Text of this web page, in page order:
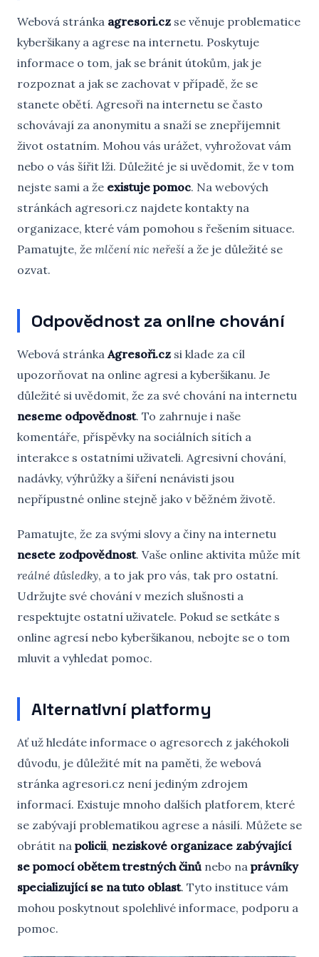
Webová stránka agresori.cz se věnuje problematice
kyberšikany a agrese na internetu. Poskytuje
informace o tom, jak se bránit útokům, jak je
rozpoznat a jak se zachovat v případě, že se
stanete obětí. Agresoři na internetu se často
schovávají za anonymitu a snaží se znepříjemnit
život ostatním. Mohou vás urážet, vyhrožovat vám
nebo o vás šířit lži. Důležité je si uvědomit, že v tom
nejste sami a že existuje pomoc. Na webových
stránkách agresori.cz najdete kontakty na
organizace, které vám pomohou s řešením situace.
Pamatujte, že mlčení nic neřeší a že je důležité se
ozvat.
Odpovědnost za online chování
Webová stránka Agresoři.cz si klade za cíl
upozorňovat na online agresi a kyberšikanu. Je
důležité si uvědomit, že za své chování na internetu
neseme odpovědnost. To zahrnuje i naše
komentáře, příspěvky na sociálních sítích a
interakce s ostatními uživateli. Agresivní chování,
nadávky, výhrůžky a šíření nenávisti jsou
nepřípustné online stejně jako v běžném životě.
Pamatujte, že za svými slovy a činy na internetu
nesete zodpovědnost. Vaše online aktivita může mít
reálné důsledky, a to jak pro vás, tak pro ostatní.
Udržujte své chování v mezích slušnosti a
respektujte ostatní uživatele. Pokud se setkáte s
online agresí nebo kyberšikanou, nebojte se o tom
mluvit a vyhledat pomoc.
Alternativní platformy
Ať už hledáte informace o agresorech z jakéhokoli
důvodu, je důležité mít na paměti, že webová
stránka agresori.cz není jediným zdrojem
informací. Existuje mnoho dalších platforem, které
se zabývají problematikou agrese a násilí. Můžete se
obrátit na policii, neziskové organizace zabývající
se pomocí obětem trestných činů nebo na právníky
specializující se na tuto oblast. Tyto instituce vám
mohou poskytnout spolehlivé informace, podporu a
pomoc.